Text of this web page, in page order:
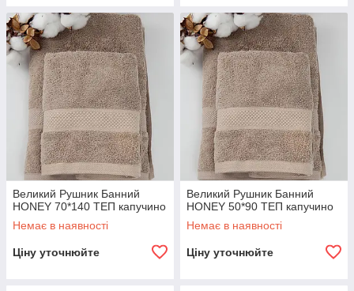
Великий Рушник Банний
HONEY 70*140 ТЕП капучино
Немає в наявності
Ціну уточнюйте
Великий Рушник Банний
HONEY 50*90 ТЕП капучино
Немає в наявності
Ціну уточнюйте